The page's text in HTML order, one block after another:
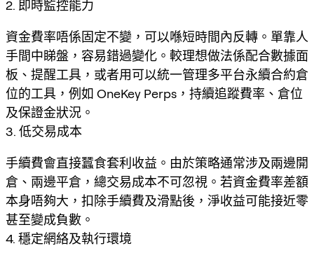
2. 即時監控能力
資金費率唔係固定不變，可以喺短時間內反轉。單靠人
手間中睇盤，容易錯過變化。較理想做法係配合數據面
板、提醒工具，或者用可以統一管理多平台永續合約倉
位的工具，例如 OneKey Perps，持續追蹤費率、倉位
及保證金狀況。
3. 低交易成本
手續費會直接蠶食套利收益。由於策略通常涉及兩邊開
倉、兩邊平倉，總交易成本不可忽視。若資金費率差額
本身唔夠大，扣除手續費及滑點後，淨收益可能接近零
甚至變成負數。
4. 穩定網絡及執行環境